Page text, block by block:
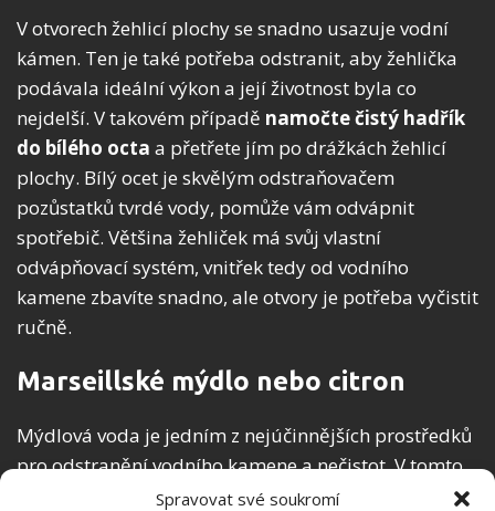
Spravovat své soukromí
V otvorech žehlicí plochy se snadno usazuje vodní
kámen. Ten je také potřeba odstranit, aby žehlička
podávala ideální výkon a její životnost byla co
nejdelší. V takovém případě namočte čistý hadřík
do bílého octa a přetřete jím po drážkách žehlicí
plochy. Bílý ocet je skvělým odstraňovačem
pozůstatků tvrdé vody, pomůže vám odvápnit
spotřebič. Většina žehliček má svůj vlastní
odvápňovací systém, vnitřek tedy od vodního
kamene zbavíte snadno, ale otvory je potřeba vyčistit
ručně.
Marseillské mýdlo nebo citron
Mýdlová voda je jedním z nejúčinnějších prostředků
pro odstranění vodního kamene a nečistot. V tomto
případě je ideálnípoužít marseillské mýdlo a